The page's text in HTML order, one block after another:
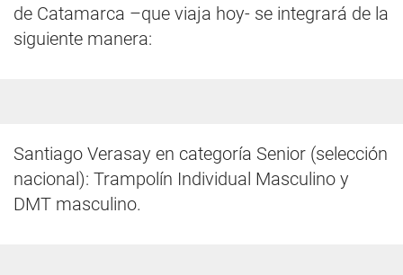
de Catamarca –que viaja hoy- se integrará de la
siguiente manera:
Santiago Verasay en categoría Senior (selección
nacional): Trampolín Individual Masculino y
DMT masculino.